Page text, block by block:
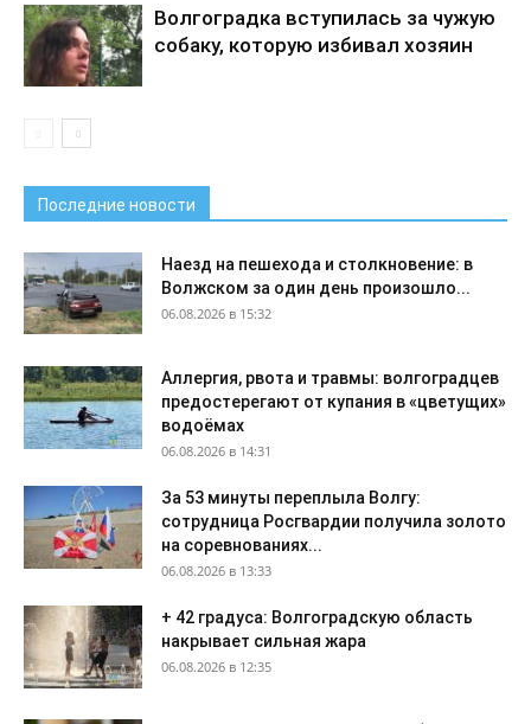
Волгоградка вступилась за чужую
собаку, которую избивал хозяин
Последние новости
Наезд на пешехода и столкновение: в
Волжском за один день произошло...
06.08.2026 в 15:32
Аллергия, рвота и травмы: волгоградцев
предостерегают от купания в «цветущих»
водоёмах
06.08.2026 в 14:31
За 53 минуты переплыла Волгу:
сотрудница Росгвардии получила золото
на соревнованиях...
06.08.2026 в 13:33
+ 42 градуса: Волгоградскую область
накрывает сильная жара
06.08.2026 в 12:35